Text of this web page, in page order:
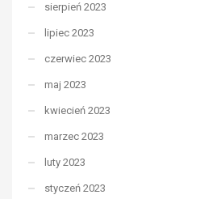
sierpień 2023
lipiec 2023
czerwiec 2023
maj 2023
kwiecień 2023
marzec 2023
luty 2023
styczeń 2023